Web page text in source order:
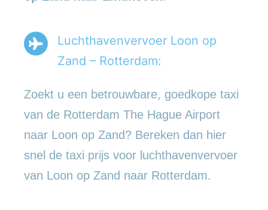
Luchthavenvervoer Loon op
Zand – Rotterdam:
Zoekt u een betrouwbare, goedkope taxi
van de Rotterdam The Hague Airport
naar Loon op Zand? Bereken dan hier
snel de taxi prijs voor luchthavenvervoer
van Loon op Zand naar Rotterdam.